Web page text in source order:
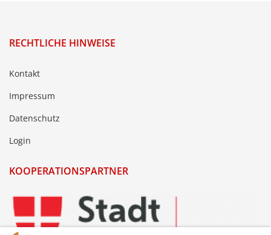
RECHTLICHE HINWEISE
Kontakt
Impressum
Datenschutz
Login
KOOPERATIONSPARTNER